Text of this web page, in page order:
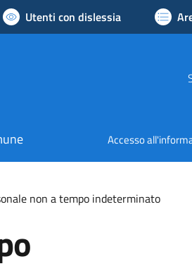
Utenti con dislessia
Accesso
non a tempo indeterminato